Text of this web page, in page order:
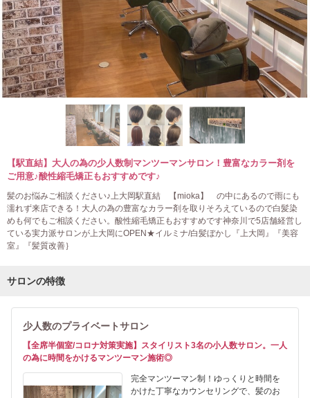
【駅直結】大人の為の少人数制マンツーマンサロン！豊富なカラー剤を
ご用意♪酸性縮毛矯正もおすすめです♪
髪のお悩みご相談ください♪上大岡駅直結 【mioka】 の中にあるので雨にも
濡れず来店できる！大人の為の豊富なカラー剤を取りそろえているので白髪染
めも何でもご相談ください。酸性縮毛矯正もおすすめです神奈川で5店舗経営し
ている実力派サロンが上大岡にOPEN★イルミナ/白髪ぼかし『上大岡』『美容
室』『髪質改善｝
サロンの特徴
少人数のプライベートサロン
【全席半個室/コロナ対策実施】スタイリスト3名の小人数サロン。一人
の為に時間をかけるマンツーマン施術◎
完全マンツーマン制！ゆっくりと時間を
かけた丁寧なカウンセリングで、髪のお